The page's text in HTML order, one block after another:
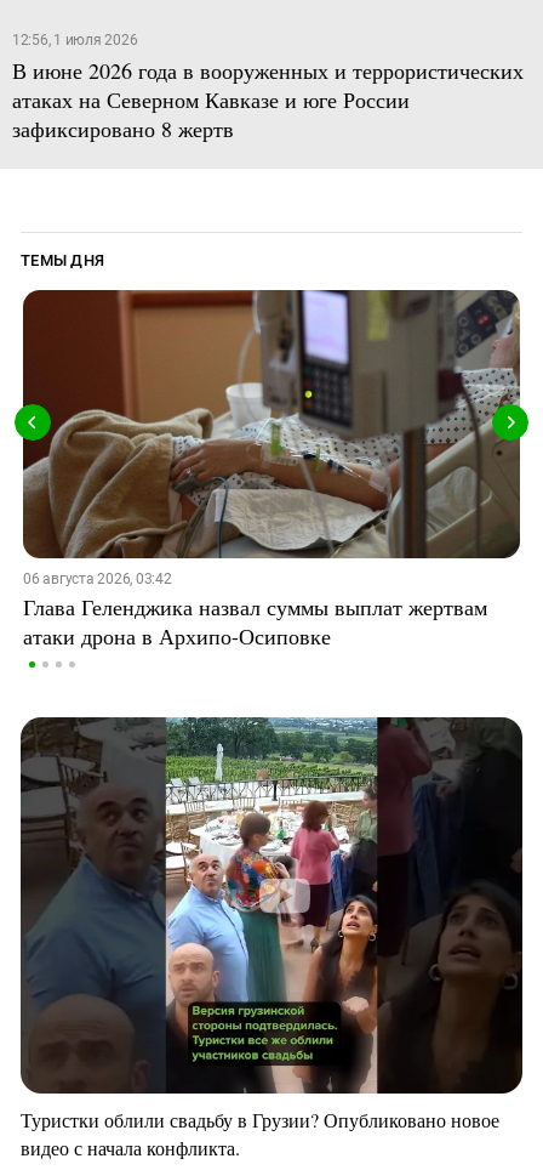
12:56, 1 июля 2026
В июне 2026 года в вооруженных и террористических
атаках на Северном Кавказе и юге России
зафиксировано 8 жертв
ТЕМЫ ДНЯ
06 августа 2026, 03:42
Глава Геленджика назвал суммы выплат жертвам
атаки дрона в Архипо-Осиповке
Туристки облили свадьбу в Грузии? Опубликовано новое
видео с начала конфликта.